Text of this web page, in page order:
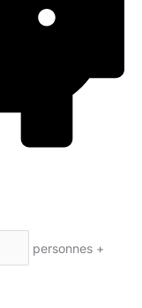
personnes +